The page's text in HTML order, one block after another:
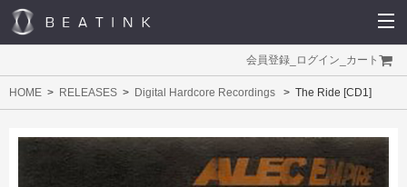
会員登録 ログイン カート
HOME RELEASES Digital Hardcore Recordings The Ride [CD1]